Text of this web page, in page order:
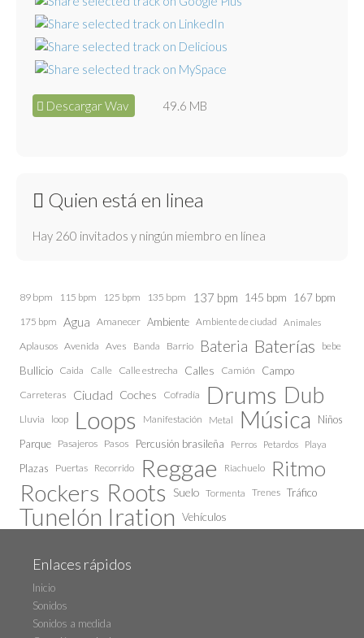
Descargar Wav 49.6 MB
Quien está en linea
Hay 260 invitados y ningún miembro en línea
89 bpm 115 bpm 125 bpm 135 bpm 137 bpm 145 bpm 167 bpm
175 bpm Agua Amanecer Ambiente Ambiente de ciudad Animales
Aplausos Avenida Aves Banda Barrio Bateria Baterías bebe
Bullicio Caida Calle Calle estrecha Calles Camión Campo
Carreteras Ciudad Coches Cofradía Drums Dub
Lluvia loop Loops Manifestación Metal Música
Niños
Parque Pasajeros Pasos Percusión brasileña Perros Petardos Playa
Plazas Puertas Recorrido Reggae Riachuelo Ritmo
Rockers Roots Suelo Tormenta Trenes Tráfico
Tunelón Iration Vehículos
Enlaces rápidos
Inicio
Sonidos
Sonidos a medida